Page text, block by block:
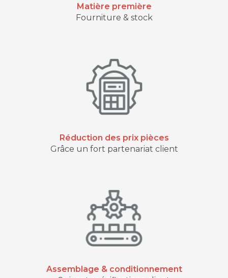
Matière première
Fourniture & stock
Réduction des prix pièces
Grâce un fort partenariat client
Assemblage & conditionnement